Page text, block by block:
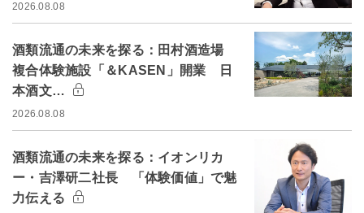
2026.08.08
酒類流通の未来を探る：田村酒造場
複合体験施設「＆KASEN」開業 日
本酒文…
2026.08.08
酒類流通の未来を探る：イオンリカ
ー・吉澤研二社長 「体験価値」で魅
力伝える